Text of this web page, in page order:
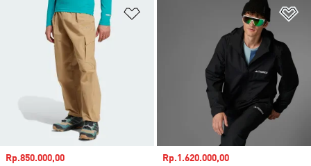
Tambahkan ke Wishlist
Harga penjualan
Rp.850.000,00 Harga penjualan
Rp.1.620.000,00